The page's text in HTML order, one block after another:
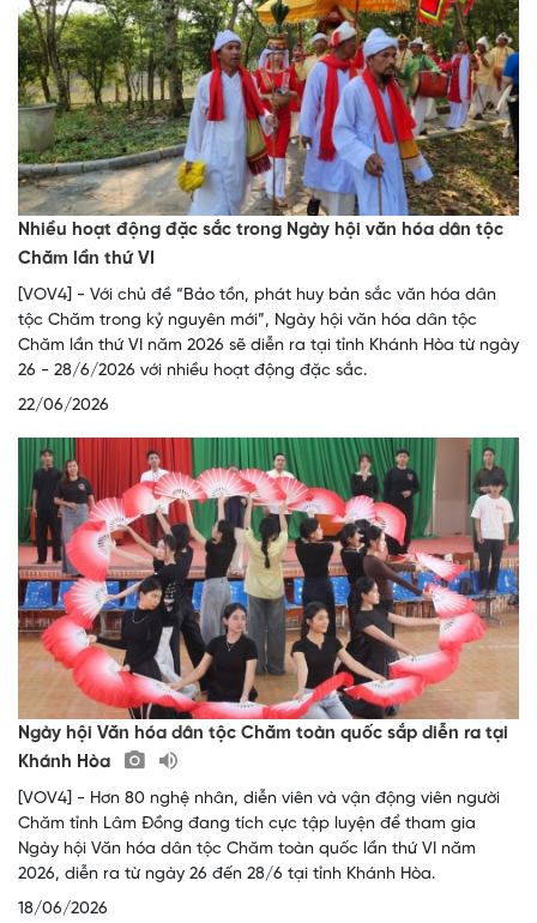
Nhiều hoạt động đặc sắc trong Ngày hội văn hóa dân tộc
Chăm lần thứ VI
[VOV4] - Với chủ đề “Bảo tồn, phát huy bản sắc văn hóa dân
tộc Chăm trong kỷ nguyên mới”, Ngày hội văn hóa dân tộc
Chăm lần thứ VI năm 2026 sẽ diễn ra tại tỉnh Khánh Hòa từ ngày
26 - 28/6/2026 với nhiều hoạt động đặc sắc.
22/06/2026
Ngày hội Văn hóa dân tộc Chăm toàn quốc sắp diễn ra tại
Khánh Hòa
[VOV4] - Hơn 80 nghệ nhân, diễn viên và vận động viên người
Chăm tỉnh Lâm Đồng đang tích cực tập luyện để tham gia
Ngày hội Văn hóa dân tộc Chăm toàn quốc lần thứ VI năm
2026, diễn ra từ ngày 26 đến 28/6 tại tỉnh Khánh Hòa.
18/06/2026